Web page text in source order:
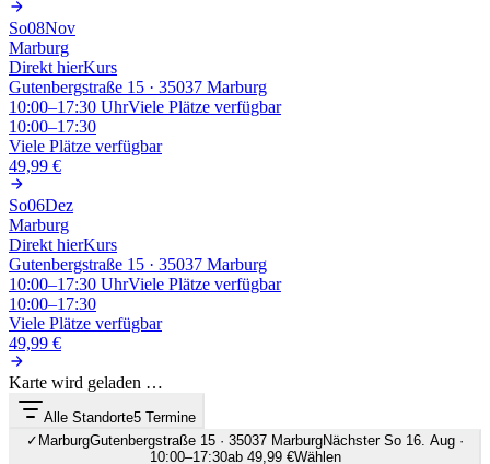
So08Nov
Marburg
Direkt hierKurs
Gutenbergstraße 15 · 35037 Marburg
10:00–17:30 UhrViele Plätze verfügbar
10:00–17:30
Viele Plätze verfügbar
49,99 €
So06Dez
Marburg
Direkt hierKurs
Gutenbergstraße 15 · 35037 Marburg
10:00–17:30 UhrViele Plätze verfügbar
10:00–17:30
Viele Plätze verfügbar
49,99 €
Karte wird geladen …
Alle Standorte5 Termine
✓ MarburgGutenbergstraße 15 · 35037 MarburgNächster So 16. Aug ·
10:00–17:30ab 49,99 €Wählen